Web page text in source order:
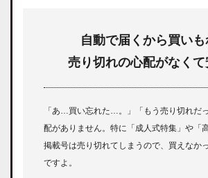
自動で届くから買いも
売り切れの心配がなくて
「あ…買い忘れた…。」「もう売り切れだ
配がありません。特に「成人式特集」や「
掲載号は売り切れてしまうので、買えなか
ですよ。